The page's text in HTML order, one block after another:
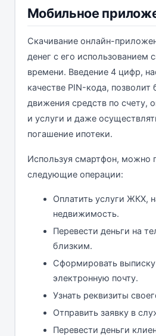
Мобильное
Скачивание онлайн-
денег с его использованием
времени. Введение 4 цифр,
качестве PIN-кода, позволит
движения средств по счету,
и услуги и даже
погашение ипотеки.
Используя смартфон, можно
следующие операции:
Оплатить услуги ЖКХ,
недвижимость.
Перевести деньги на
близким.
Сформировать выписку
электронную почту.
Узнать реквизиты
Отправить заявку в
Перевести деньги